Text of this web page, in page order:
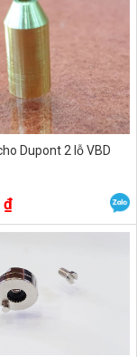
Dupont 2 lỗ VBD
₫